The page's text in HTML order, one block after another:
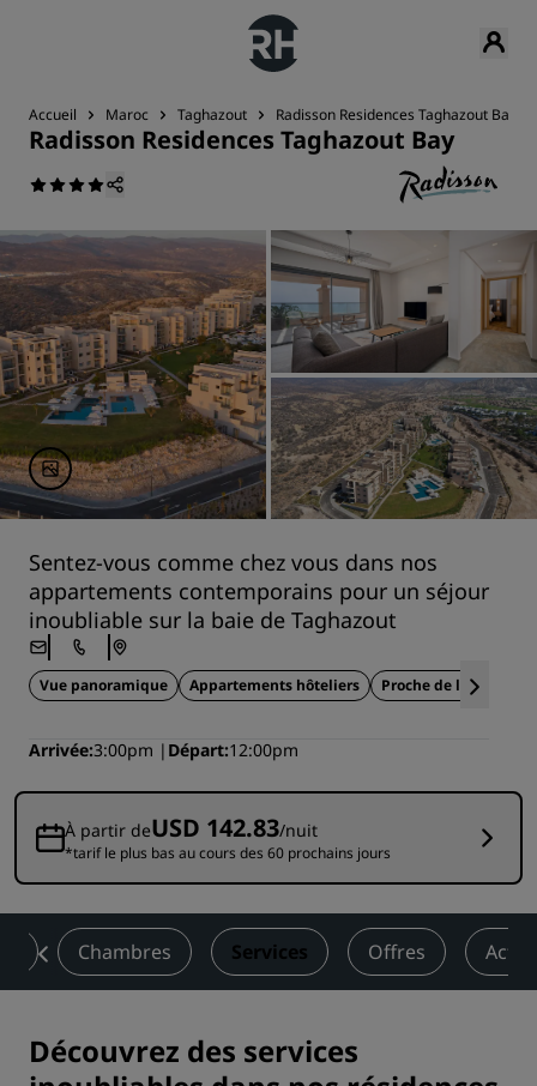
Accueil Maroc Taghazout Radisson Residences Taghazout Bay
Radisson Residences Taghazout Bay
Sentez-vous comme chez vous dans nos
appartements contemporains pour un séjour
inoubliable sur la baie de Taghazout
Vue panoramique Appartements hôteliers Proche de la plage
Arrivée 3:00pm Départ 12:00pm
À partir deUSD 142.83/nuit
*tarif le plus bas au cours des 60 prochains jours
Chambres Services Offres
Découvrez des services